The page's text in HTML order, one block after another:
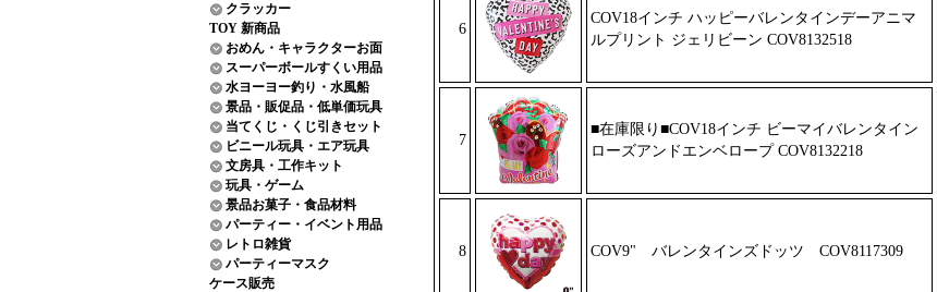
クラッカー
TOY 新商品
おめん・キャラクターお面
スーパーボールすくい用品
水ヨーヨー釣り・水風船
景品・販促品・低単価玩具
当てくじ・くじ引きセット
ビニール玩具・エア玩具
文房具・工作キット
玩具・ゲーム
景品お菓子・食品材料
パーティー・イベント用品
レトロ雑貨
パーティーマスク
ケース販売
6
COV18インチ ハッピーバレンタインデーアニマ
ルプリント ジェリビーン COV8132518
7
■在庫限り■COV18インチ ビーマイバレンタイン
ローズアンドエンベロ ープ COV8132218
8 COV9" バレンタインズドッツ COV8117309